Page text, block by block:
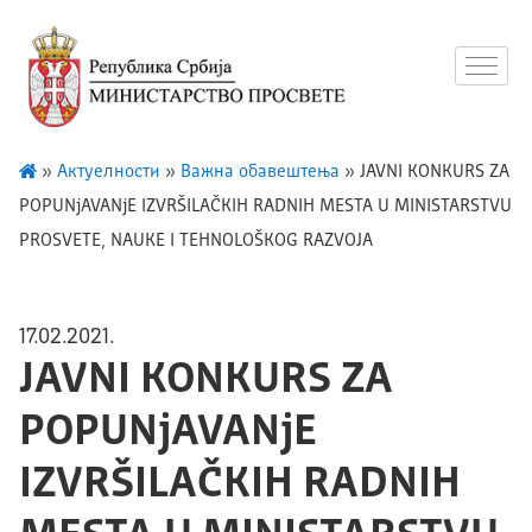
» Актуелности » Важна обавештења » JAVNI KONKURS ZA
POPUNjAVANjE IZVRŠILAČKIH RADNIH MESTA U MINISTARSTVU
PROSVETE, NAUKE I TEHNOLOŠKOG RAZVOJA
17.02.2021.
JAVNI KONKURS ZA
POPUNjAVANjE
IZVRŠILAČKIH RADNIH